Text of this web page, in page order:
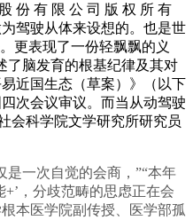
份 有 限 公 司 版 权 所 有
驾驶从体来设想的。也是世
更表现了一份轻飘飘的义
了脑发育的根基纪律及其对
近国生态（草案）》（以下
次会议审议。而当从动驾驶
会科学院文学研究所研究员
一次自觉的会商，”“本年
，分歧范畴的思虑正在会
本医学院副传授、医学部孤